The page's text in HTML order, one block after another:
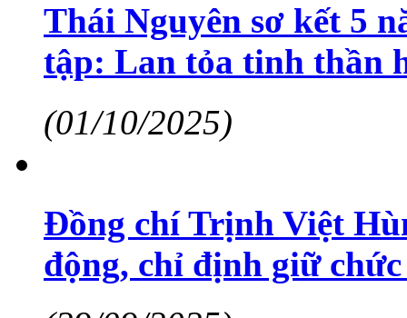
Thái Nguyên sơ kết 5
tập: Lan tỏa tinh thần
(01/10/2025)
Đồng chí Trịnh Việt
động, chỉ định giữ